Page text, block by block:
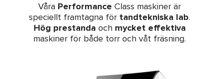
Våra Performance Class maskiner är
speciellt framtagna för tandtekniska lab.
Hög prestanda och mycket effektiva
maskiner för både torr och våt fräsning.